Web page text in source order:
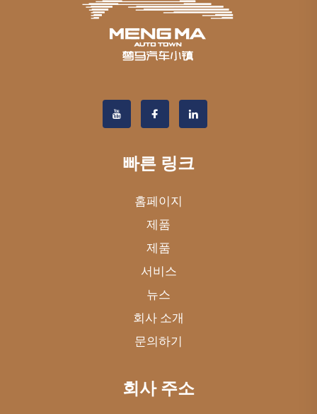
빠른 링크
홈페이지
제품
제품
서비스
뉴스
회사 소개
문의하기
회사 주소